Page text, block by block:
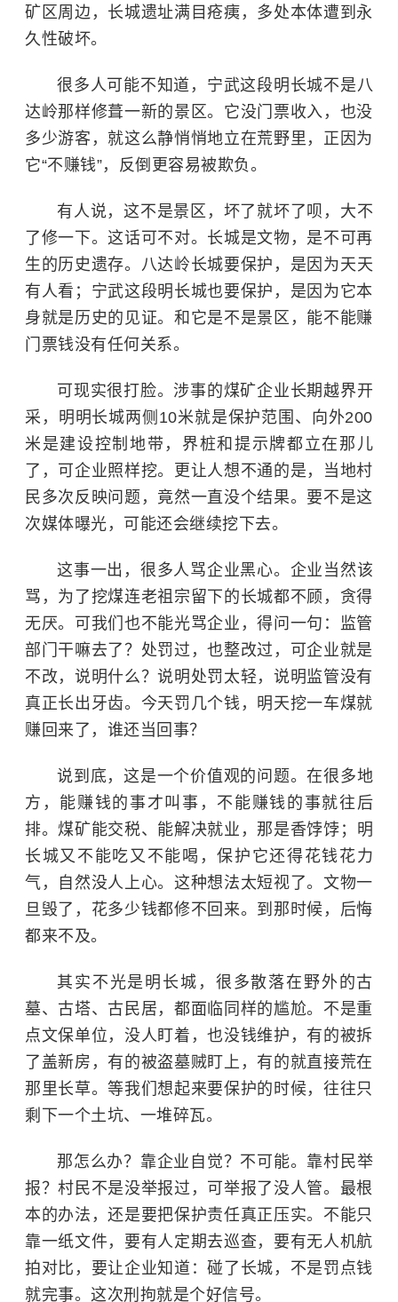
矿区周边，长城遗址满目疮痍，多处本体遭到永
久性破坏。
很多人可能不知道，宁武这段明长城不是八
达岭那样修葺一新的景区。它没门票收入，也没
多少游客，就这么静悄悄地立在荒野里，正因为
它“不赚钱”，反倒更容易被欺负。
有人说，这不是景区，坏了就坏了呗，大不
了修一下。这话可不对。长城是文物，是不可再
生的历史遗存。 八达岭长城要保护，是因为天天
有人看；宁武这段明长城也要保护，是因为它本
身就是历史的见证。和它是不是景区，能不能赚
门票钱没有任何关系。
可现实很打脸。涉事的煤矿企业长期越界开
采，明明长城两侧10米就是保护范围、向外200
米是建设控制地带，界桩和提示牌都立在那儿
了，可企业照样挖。更让人想不通的是，当地村
民多次反映问题，竟然一直没个结果。要不是这
次媒体曝光，可能还会继续挖下去。
这事一出，很多人骂企业黑心。企业当然该
骂，为了挖煤连老祖宗留下的长城都不顾，贪得
无厌。可我们也不能光骂企业，得问一句：监管
部门干嘛去了？处罚过，也整改过，可企业就是
不改，说明什么？说明处罚太轻，说明监管没有
真正长出牙齿。今天罚几个钱，明天挖一车煤就
赚回来了，谁还当回事？
说到底，这是一个价值观的问题。在很多地
方，能赚钱的事才叫事，不能赚钱的事就往后
排。煤矿能交税、能解决就业，那是香饽饽； 明
长城又不能吃又不能喝，保护它还得花钱花力
气，自然没人上心。这种想法太短视了。文物一
旦毁了，花多少钱都修不回来。到那时候，后悔
都来不及。
其实不光是明长城，很多散落在野外的古
墓、古塔、古民居，都面临同样的尴尬。不是重
点文保单位，没人盯着，也没钱维护，有的被拆
了盖新房，有的被盗墓贼盯上，有的就直接荒在
那里长草。等我们想起来要保护的时候，往往只
剩下一个土坑、一堆碎瓦。
那怎么办？靠企业自觉？不可能。靠村民举
报？村民不是没举报过，可举报了没人管。最根
本的办法，还是要把保护责任真正压实。不能只
靠一纸文件，要有人定期去巡查，要有无人机航
拍对比，要让企业知道：碰了长城，不是罚点钱
就完事。这次刑拘就是个好信号。